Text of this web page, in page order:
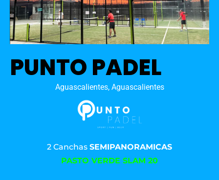
PUNTO PADEL
Aguascalientes, Aguascalientes
2 Canchas SEMIPANORAMICAS
PASTO VERDE SLAM 20